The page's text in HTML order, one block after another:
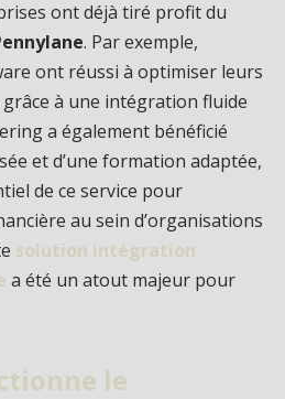
ont déjà tiré profit du
. Par exemple,
ont réussi à optimiser leurs
à une intégration fluide
a également bénéficié
et d’une formation adaptée,
de ce service pour
au sein d’organisations
solution intégration
a été un atout majeur pour
le